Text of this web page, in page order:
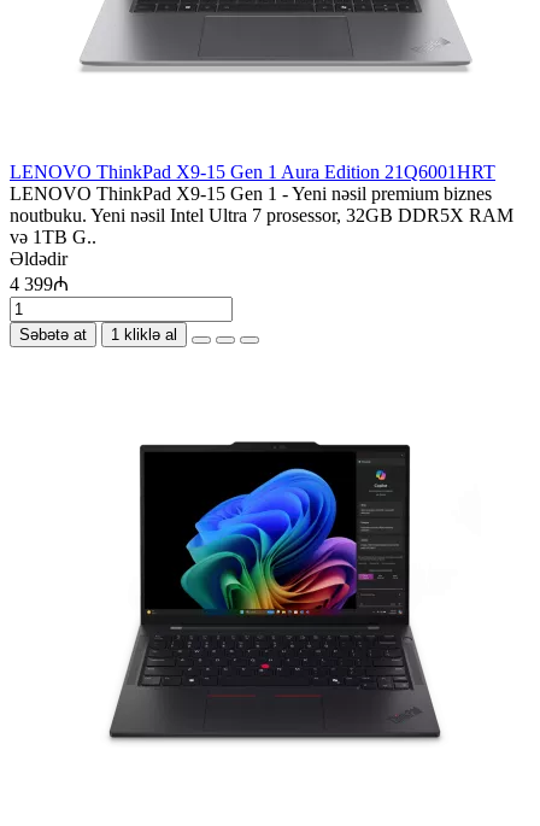
LENOVO ThinkPad X9-15 Gen 1 Aura Edition 21Q6001HRT
LENOVO ThinkPad X9-15 Gen 1 - Yeni nəsil premium biznes
noutbuku. Yeni nəsil Intel Ultra 7 prosessor, 32GB DDR5X RAM
və 1TB G..
Əldədir
4 399₼
Səbətə at 1 kliklə al